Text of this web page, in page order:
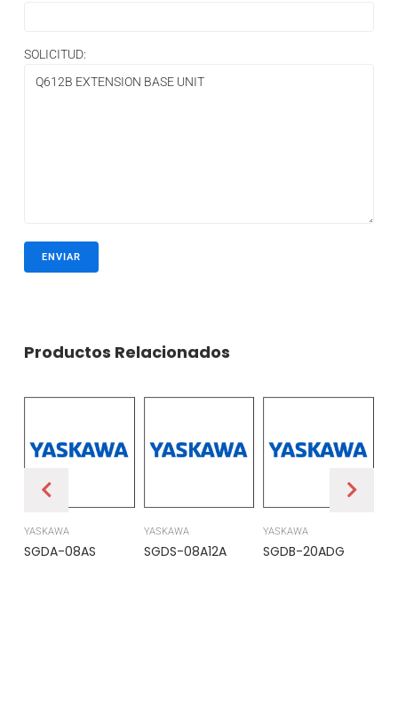
SOLICITUD:
Productos Relacionados
YASKAWA
SGDA-08AS
YASKAWA
SGDS-08A12A
YASKAWA
SGDB-20ADG